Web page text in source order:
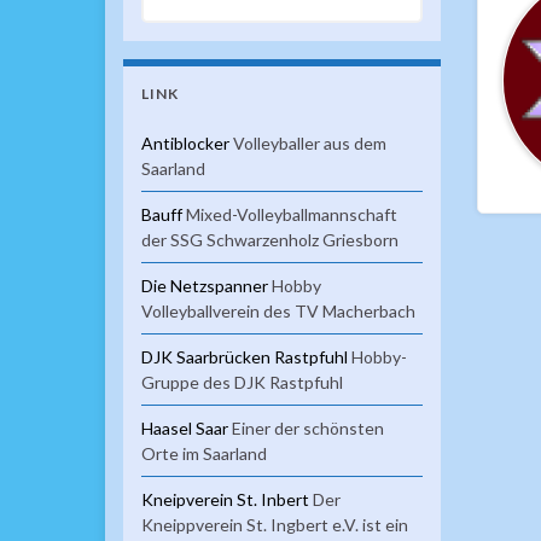
LINK
AntiblockerVolleyballer aus dem
Saarland
BauffMixed-Volleyballmannschaft
der SSG Schwarzenholz Griesborn
Die NetzspannerHobby
Volleyballverein des TV Macherbach
DJK Saarbrücken Rastpfuhl Hobby-
Gruppe des DJK Rastpfuhl
Haasel SaarEiner der schönsten
Orte im Saarland
Kneipverein St. Inbert Der
Kneippverein St. Ingbert e.V. ist ein